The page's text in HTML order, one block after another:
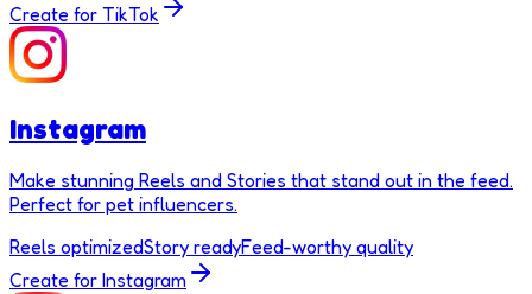
Create for TikTok
Instagram
Make stunning Reels and Stories that stand out in the feed.
Perfect for pet influencers.
Reels optimizedStory readyFeed-worthy quality
Create for Instagram